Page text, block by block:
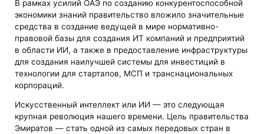
В рамках усилий ОАЭ по созданию конкурентоспособной
экономики знаний правительство вложило значительные
средства в создание ведущей в мире нормативно-
правовой базы для создания ИТ компаний и предприятий
в области ИИ, а также в предоставление инфраструктуры
для создания наилучшей системы для инвестиций в
технологии для стартапов, МСП и транснациональных
корпораций.
Искусственный интеллект или ИИ — это следующая
крупная революция нашего времени. Цель правительства
Эмиратов — стать одной из самых передовых стран в